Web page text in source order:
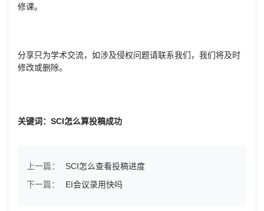
修课。
分享只为学术交流，如涉及侵权问题请联系我们，我们将及时
修改或删除。
关键词：SCI怎么算投稿成功
上一篇：
SCI怎么查看投稿进度
下一篇：
EI会议录用快吗